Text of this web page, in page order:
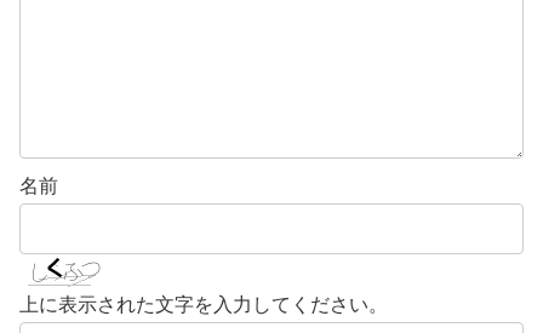
名前
上に表示された文字を入力してください。